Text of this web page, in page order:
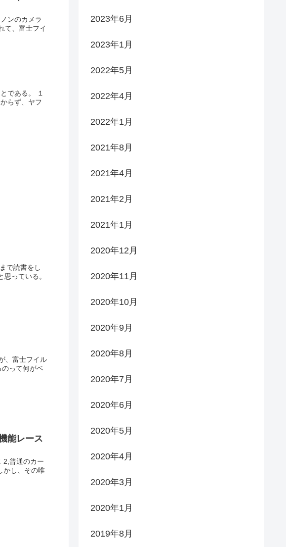
ンのカメラ
て、富士フイ
である。 １
らず、ヤフ
で読書をし
っている。
、富士フイル
のって何がベ
能レース
2,普通のカー
かし、その唯
2023年6月
2023年1月
2022年5月
2022年4月
2022年1月
2021年8月
2021年4月
2021年2月
2021年1月
2020年12月
2020年11月
2020年10月
2020年9月
2020年8月
2020年7月
2020年6月
2020年5月
2020年4月
2020年3月
2020年1月
2019年8月